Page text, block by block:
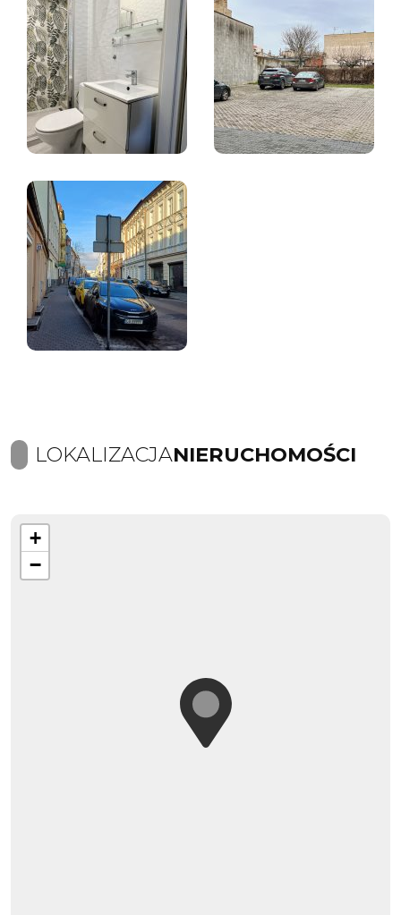
LOKALIZACJANIERUCHOMOŚCI
+
−